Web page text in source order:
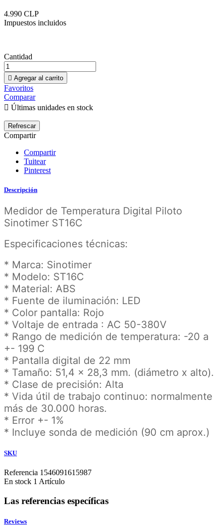
4.990 CLP
Impuestos incluidos
Cantidad
 Agregar al carrito
Favoritos
Comparar
 Últimas unidades en stock
Compartir
Compartir
Tuitear
Pinterest
Descripción
Medidor de Temperatura Digital Piloto
Sinotimer ST16C
Especificaciones técnicas:
* Marca: Sinotimer
* Modelo: ST16C
* Material: ABS
* Fuente de iluminación: LED
* Color pantalla: Rojo
* Voltaje de entrada : AC 50-380V
* Rango de medición de temperatura: -20 a
+- 199 C
* Pantalla digital de 22 mm
* Tamaño: 51,4 x 28,3 mm. (diámetro x alto).
* Clase de precisión: Alta
* Vida útil de trabajo continuo: normalmente
más de 30.000 horas.
* Error +- 1%
* Incluye sonda de medición (90 cm aprox.)
SKU
Referencia 1546091615987
En stock 1 Artículo
Las referencias específicas
Reviews